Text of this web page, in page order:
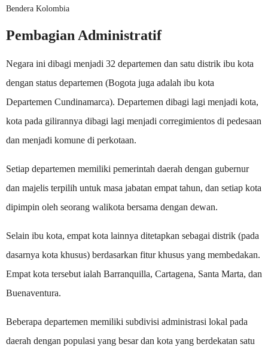
Bendera Kolombia
Pembagian Administratif
Negara ini dibagi menjadi 32 departemen dan satu distrik ibu kota
dengan status departemen (Bogota juga adalah ibu kota
Departemen Cundinamarca). Departemen dibagi lagi menjadi kota,
kota pada gilirannya dibagi lagi menjadi corregimientos di pedesaan
dan menjadi komune di perkotaan.
Setiap departemen memiliki pemerintah daerah dengan gubernur
dan majelis terpilih untuk masa jabatan empat tahun, dan setiap kota
dipimpin oleh seorang walikota bersama dengan dewan.
Selain ibu kota, empat kota lainnya ditetapkan sebagai distrik (pada
dasarnya kota khusus) berdasarkan fitur khusus yang membedakan.
Empat kota tersebut ialah Barranquilla, Cartagena, Santa Marta, dan
Buenaventura.
Beberapa departemen memiliki subdivisi administrasi lokal pada
daerah dengan populasi yang besar dan kota yang berdekatan satu